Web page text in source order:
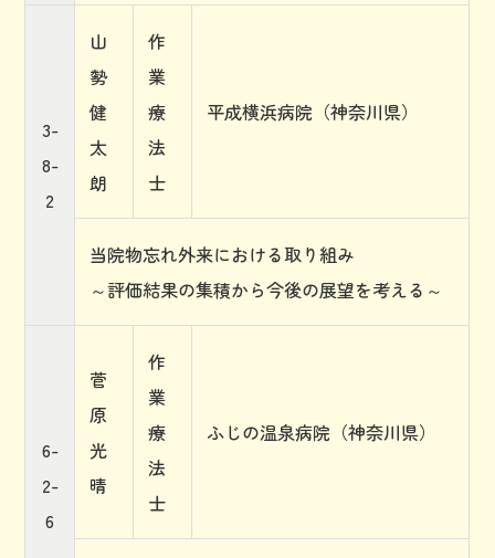
3-
8-
2
山
勢
健
太
朗
作
業
療
法
士
平成横浜病院（神奈川県）
当院物忘れ外来における取り組み
～評価結果の集積から今後の展望を考える～
6-
2-
6
菅
原
光
晴
作
業
療
法
士
ふじの温泉病院（神奈川県）